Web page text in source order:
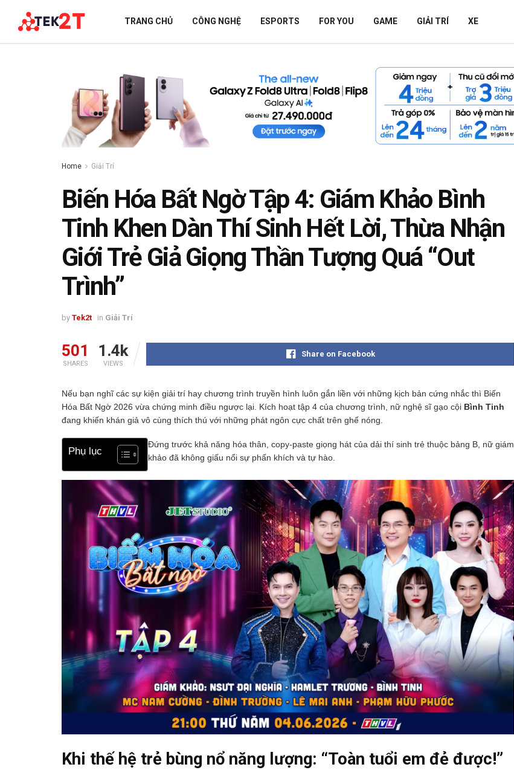
TRANG CHỦ CÔNG NGHỆ ESPORTS FOR YOU GAME GIẢI TRÍ XE
Home Giải Trí
Biến Hóa Bất Ngờ Tập 4: Giám Khảo Bình
Tinh Khen Dàn Thí Sinh Hết Lời, Thừa Nhận
Giới Trẻ Giả Giọng Thần Tượng Quá “Out
Trình”
by Tek2t in Giải Trí
501
SHARES
1.4k
VIEWS
Share on Facebook
Nếu bạn nghĩ các sự kiện giải trí hay chương trình truyền hình luôn gắn liền với những kịch bản cứng nhắc thì Biến
Hóa Bất Ngờ 2026 vừa chứng minh điều ngược lại. Kích hoạt tập 4 của chương trình, nữ nghệ sĩ gạo cội Bình Tinh
đang khiến khán giả vô cùng thích thú với những phát ngôn cực chất trên ghế nóng.
Phụ lục
Đứng trước khả năng hóa thân, copy-paste giọng hát của dải thí sinh trẻ thuộc bảng B, nữ giám
khảo đã không giấu nổi sự phấn khích và tự hào.
Khi thế hệ trẻ bùng nổ năng lượng: “Toàn tuổi em đẻ được!”